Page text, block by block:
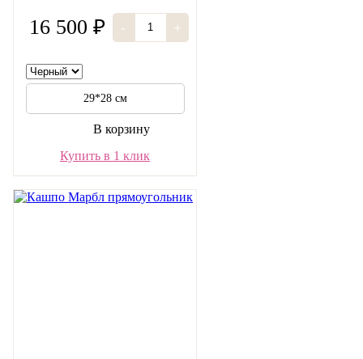
16 500 ₽ - +
29*28 см
В корзину
Купить в 1 клик